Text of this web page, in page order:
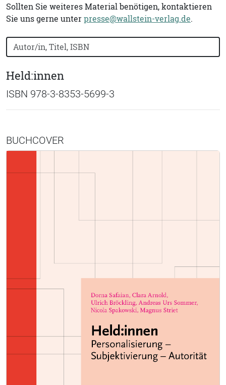
Sollten Sie weiteres Material benötigen, kontaktieren
Sie uns gerne unterpresse@wallstein-verlag.de.
Bücher nach Buchtitel, Autorennamen oder ISBN
Held:innen
ISBN 978-3-8353-5699-3
BUCHCOVER